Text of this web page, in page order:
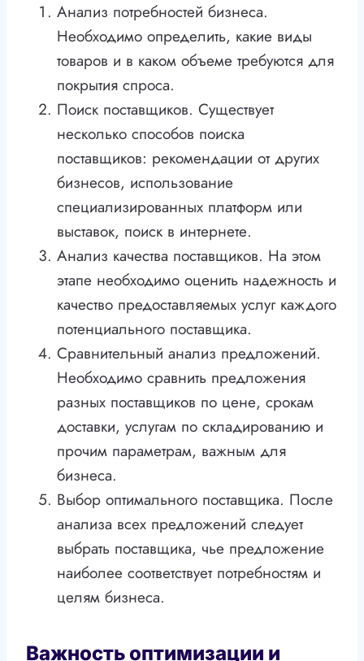
Анализ потребностей бизнеса.
Необходимо определить, какие виды
товаров и в каком объеме требуются для
покрытия спроса.
Поиск поставщиков. Существует
несколько способов поиска
поставщиков: рекомендации от других
бизнесов, использование
специализированных платформ или
выставок, поиск в интернете.
Анализ качества поставщиков. На этом
этапе необходимо оценить надежность и
качество предоставляемых услуг каждого
потенциального поставщика.
Сравнительный анализ предложений.
Необходимо сравнить предложения
разных поставщиков по цене, срокам
доставки, услугам по складированию и
прочим параметрам, важным для
бизнеса.
Выбор оптимального поставщика. После
анализа всех предложений следует
выбрать поставщика, чье предложение
наиболее соответствует потребностям и
целям бизнеса.
Важность оптимизации и